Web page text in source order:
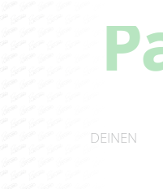
DEINEN